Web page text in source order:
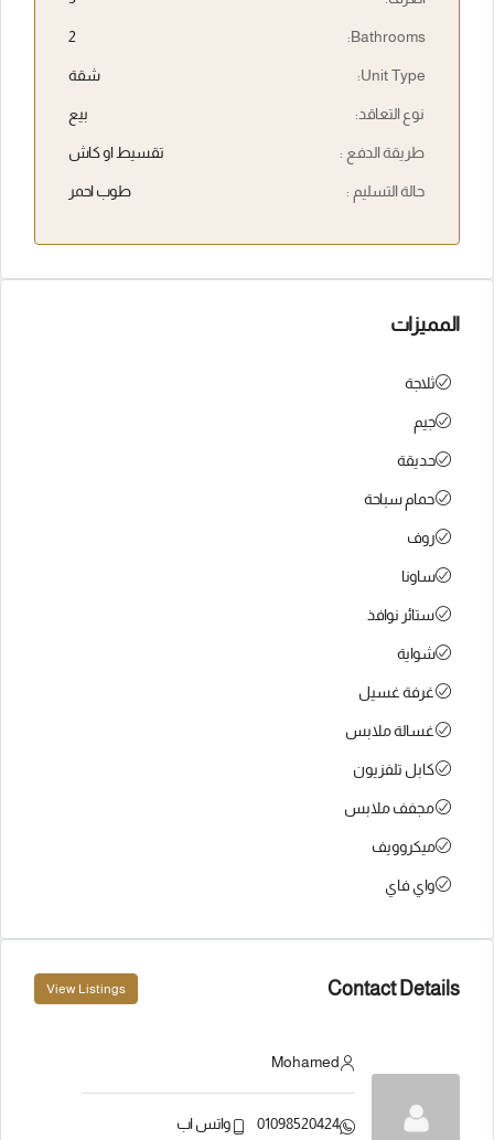
Bathrooms:
2
Unit Type: شقة
نوع التعاقد: بيع
طريقة الدفع : تقسيط او كاش
حالة التسليم : طوب احمر
المميزات
ثلاجة
جيم
حديقة
حمام سباحة
روف
ساونا
ستائر نوافذ
شواية
غرفة غسيل
غسالة ملابس
كابل تلفزيون
مجفف ملابس
ميكروويف
واي فاي
Contact Details
View Listings
Mohamed
01098520424 واتس اب